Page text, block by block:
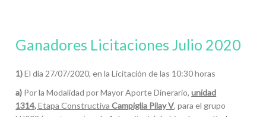
Ganadores Licitaciones Julio 2020
1)El día 27/07/2020, en la Licitación de las 10:30 horas
a) Por la Modalidad por Mayor Aporte Dinerario,unidad
1314,Etapa ConstructivaCampiglia Pilay V, para el grupo